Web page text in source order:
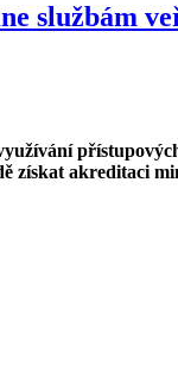
službám
akreditaci